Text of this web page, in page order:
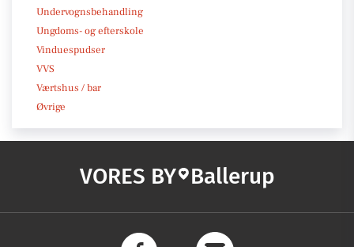
Undervognsbehandling
Ungdoms- og efterskole
Vinduespudser
VVS
Værtshus / bar
Øvrige
VORES BY Ballerup